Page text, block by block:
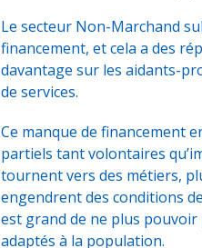
Le secteur Non-Marchand
financement, et cela a des
davantage sur les aidants-
de services.
Ce manque de financement
partiels tant volontaires
tournent vers des métiers,
engendrent des conditions
est grand de ne plus
adaptés à la population.